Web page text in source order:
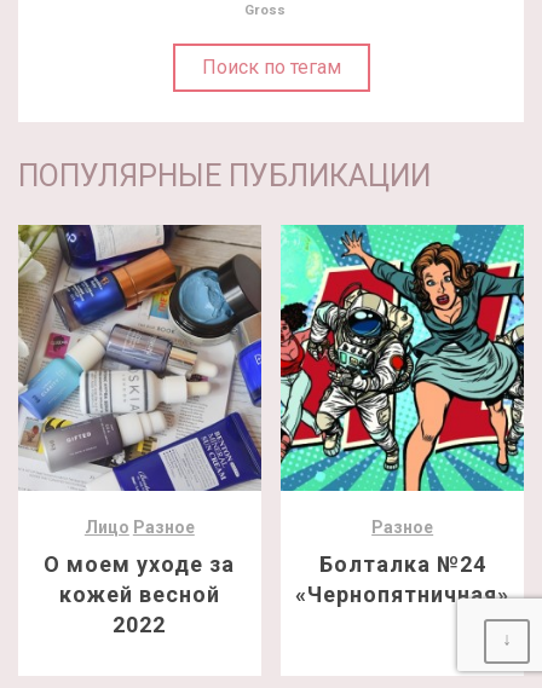
Gross
Поиск по тегам
ПОПУЛЯРНЫЕ ПУБЛИКАЦИИ
Лицо Разное
О моем уходе за
кожей весной
2022
Разное
Болталка №24
«Чернопятничная»
↓